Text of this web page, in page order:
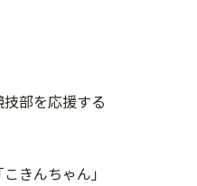
部を応援する
きんちゃん」